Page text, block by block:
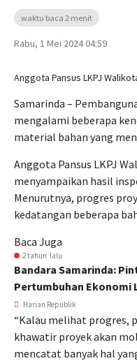
waktu baca 2 menit
Rabu, 1 Mei 2024 04:59
Anggota Pansus LKPJ
Samarinda –
mengalami beberapa
material bahan yang
Anggota Pansus LKPJ
menyampaikan hasil
Menurutnya, progres
kedatangan beberapa
Baca Juga
2 tahun lalu
Bandara Samarinda:
Pertumbuhan Ekonomi
Harian Republik
“Kalau melihat progres,
khawatir proyek akan
mencatat banyak hal